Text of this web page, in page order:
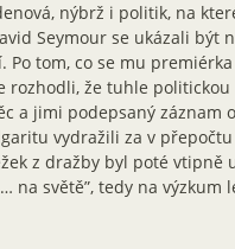
nýbrž i politik, na
Seymour se ukázali být
Po tom, co se mu premiérka
rozhodli, že tuhle
a jimi podepsaný záznam
vydražili za v
z dražby byl poté vtipně
na světě”, tedy na výzkum